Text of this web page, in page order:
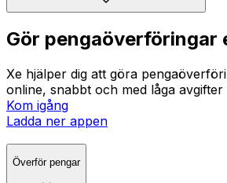
Gör pengaöverföringar
Xe hjälper dig att göra
online, snabbt och med låga avgifter
Kom igång
Ladda ner appen
Överför pengar